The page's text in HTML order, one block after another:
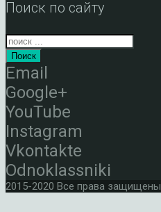
Поиск по сайту
Поиск
Email
Google+
YouTube
Instagram
Vkontakte
Odnoklassniki
2015-2020 Все права защищены